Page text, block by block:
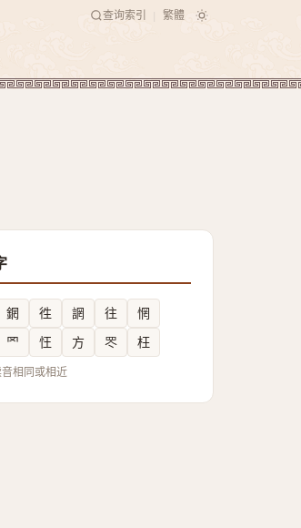
查询索引 繁體
龬 徃 誷 往
惘
罓 忹 方 罖 枉
相同或相近